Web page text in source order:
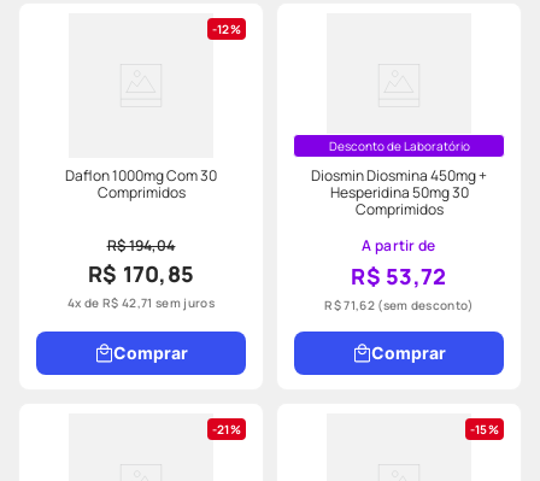
12%
Daflon 1000mg Com 30
Comprimidos
R$ 194,04
R$ 170,85
4x deR$ 42,71 sem juros
Comprar
Desconto de Laboratório
Diosmin Diosmina 450mg +
Hesperidina 50mg 30
Comprimidos
A partir de
R$ 53,72
R$ 71,62(sem desconto)
Comprar
21% 15%